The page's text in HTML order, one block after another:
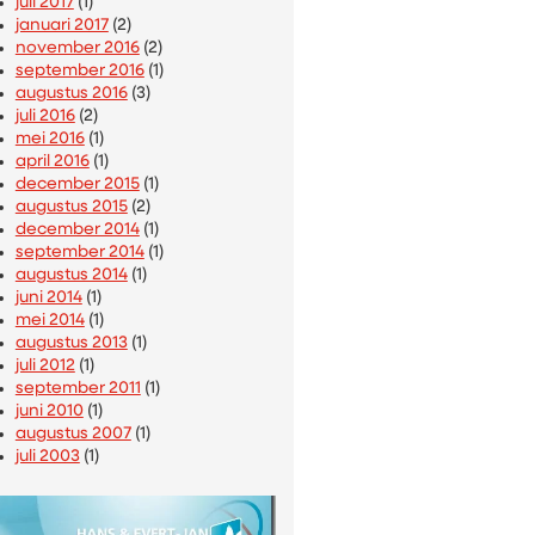
januari 2017(2)
november 2016(2)
september 2016(1)
augustus 2016(3)
juli 2016(2)
mei 2016(1)
april 2016(1)
december 2015(1)
augustus 2015(2)
december 2014(1)
september 2014(1)
augustus 2014(1)
juni 2014(1)
mei 2014(1)
augustus 2013(1)
juli 2012(1)
september 2011 (1)
juni 2010(1)
augustus 2007(1)
juli 2003(1)